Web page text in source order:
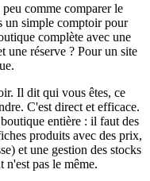
comme comparer le
un simple comptoir pour
complète avec une
une réserve ? Pour un site
Il dit qui vous êtes, ce
C'est direct et efficace.
entière : il faut des
produits avec des prix,
et une gestion des stocks
n'est pas le même.